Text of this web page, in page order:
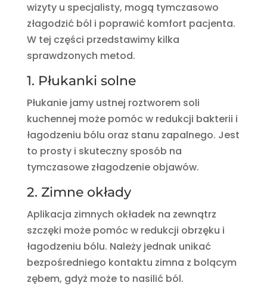
wizyty u specjalisty, mogą tymczasowo
złagodzić ból i poprawić komfort pacjenta.
W tej części przedstawimy kilka
sprawdzonych metod.
1. Płukanki solne
Płukanie jamy ustnej roztworem soli
kuchennej może pomóc w redukcji bakterii i
łagodzeniu bólu oraz stanu zapalnego. Jest
to prosty i skuteczny sposób na
tymczasowe złagodzenie objawów.
2. Zimne okłady
Aplikacja zimnych okładek na zewnątrz
szczęki może pomóc w redukcji obrzęku i
łagodzeniu bólu. Należy jednak unikać
bezpośredniego kontaktu zimna z bolącym
zębem, gdyż może to nasilić ból.